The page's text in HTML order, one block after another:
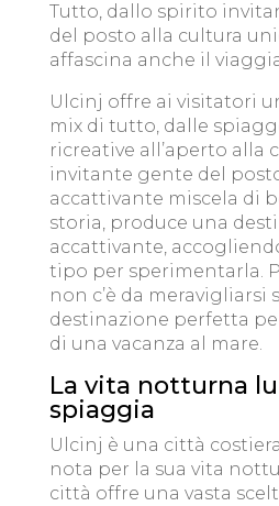
Tutto, dallo spirito
del posto alla cultura
affascina anche il
Ulcinj offre ai visitatori
mix di tutto, dalle
ricreative all’aperto alla
invitante gente del
accattivante miscela di
storia, produce una
accattivante,
tipo per sperimentarla.
non c’è da meravigliarsi
destinazione perfetta
di una vacanza al mare.
La vita notturna
spiaggia
Ulcinj è una città
nota per la sua vita
città offre una vasta